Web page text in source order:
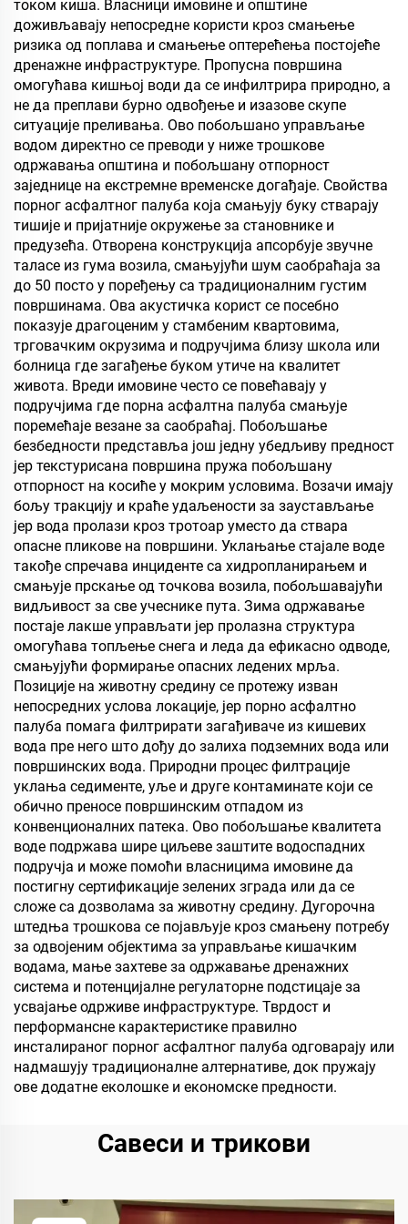
учионицу, КТВ, по
партикулски плочу итд.
током киша. Власници имовине и општине
доживљавају непосредне користи кроз смањење
ризика од поплава и смањење оптерећења постојеће
дренажне инфраструктуре. Пропусна површина
омогућава кишњој води да се инфилтрира природно, а
не да преплави бурно одвођење и изазове скупе
ситуације преливања. Ово побољшано управљање
водом директно се преводи у ниже трошкове
одржавања општина и побољшану отпорност
заједнице на екстремне временске догађаје. Свойства
порног асфалтног палуба која смањују буку стварају
тишије и пријатније окружење за становнике и
предузећа. Отворена конструкција апсорбује звучне
таласе из гума возила, смањујући шум саобраћаја за
до 50 посто у поређењу са традиционалним густим
површинама. Ова акустичка корист се посебно
показује драгоценим у стамбеним квартовима,
трговачким окрузима и подручјима близу школа или
болница где загађење буком утиче на квалитет
живота. Вреди имовине често се повећавају у
подручјима где порна асфалтна палуба смањује
поремећаје везане за саобраћај. Побољшање
безбедности представља још једну убедљиву предност
јер текстурисана површина пружа побољшану
отпорност на косиће у мокрим условима. Возачи имају
бољу тракцију и краће удаљености за заустављање
јер вода пролази кроз тротоар уместо да ствара
опасне пликове на површини. Уклањање стајале воде
такође спречава инциденте са хидропланирањем и
смањује прскање од точкова возила, побољшавајући
видљивост за све учеснике пута. Зима одржавање
постаје лакше управљати јер пролазна структура
омогућава топљење снега и леда да ефикасно одводе,
смањујући формирање опасних ледених мрља.
Позиције на животну средину се протежу изван
непосредних услова локације, јер порно асфалтно
палуба помага филтрирати загађиваче из кишевих
вода пре него што дођу до залиха подземних вода или
површинских вода. Природни процес филтрације
уклања седименте, уље и друге контаминате који се
обично преносе површинским отпадом из
конвенционалних патека. Ово побољшање квалитета
воде подржава шире циљеве заштите водоспадних
подручја и може помоћи власницима имовине да
постигну сертификације зелених зграда или да се
сложе са дозволама за животну средину. Дугорочна
штедња трошкова се појављује кроз смањену потребу
за одвојеним објектима за управљање кишачким
водама, мање захтеве за одржавање дренажних
система и потенцијалне регулаторне подстицаје за
усвајање одрживе инфраструктуре. Тврдост и
перформансне карактеристике правилно
инсталираног порног асфалтног палуба одговарају или
надмашују традиционалне алтернативе, док пружају
ове додатне еколошке и економске предности.
Савеси и трикови